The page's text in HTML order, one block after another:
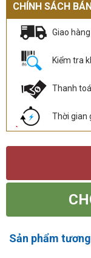
CHÍNH SÁCH
Giao
Kiểm tra
Thanh
Thời gian
Sản phẩm